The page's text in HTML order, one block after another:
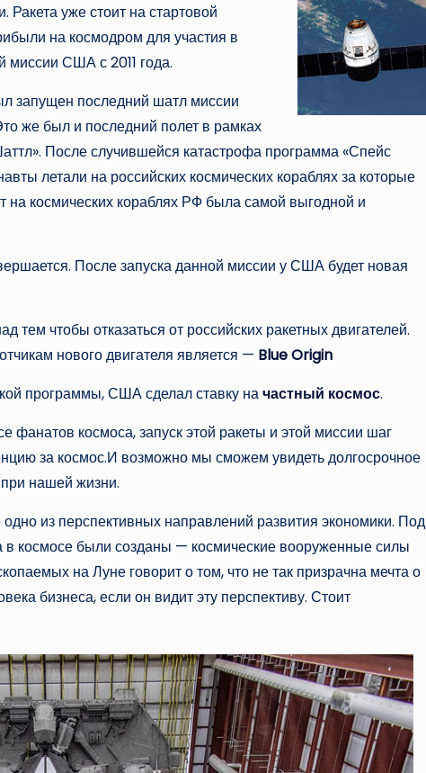
Ракета уже стоит на стартовой
на космодром для участия в
миссии США с 2011 года.
запущен последний шатл миссии
же был и последний полет в рамках
После случившейся катастрофа программа «Спейс
летали на российских космических кораблях за которые
космических кораблях РФ была самой выгодной и
После запуска данной миссии у США будет новая
чтобы отказаться от российских ракетных двигателей.
нового двигателя является — Blue Origin
программы, США сделал ставку начастный космос.
фанатов космоса, запуск этой ракеты и этой миссии шаг
за космос.И возможно мы сможем увидеть долгосрочное
нашей жизни.
из перспективных направлений развития экономики. Под
в космосе были созданы — космические вооруженные силы
на Луне говорит о том, что не так призрачна мечта о
бизнеса, если он видит эту перспективу. Стоит